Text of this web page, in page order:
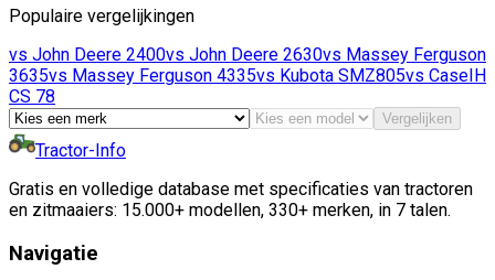
Populaire vergelijkingen
vs John Deere 2400vs John Deere 2630vs Massey Ferguson
3635vs Massey Ferguson 4335vs Kubota SMZ805vs CaseIH
CS 78
Vergelijken
Tractor-Info
Gratis en volledige database met specificaties van tractoren
en zitmaaiers: 15.000+ modellen, 330+ merken, in 7 talen.
Navigatie